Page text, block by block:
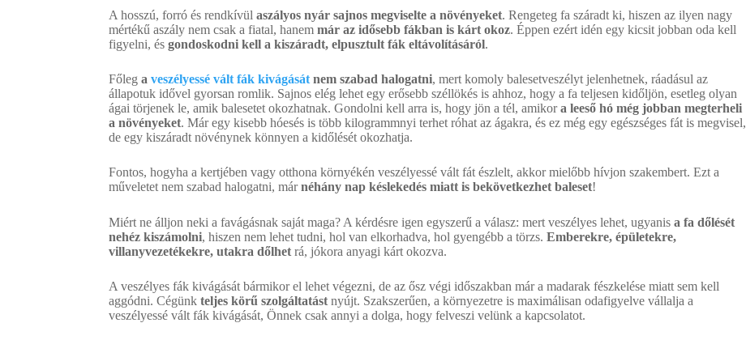
A hosszú, forró és rendkívül aszályos nyár sajnos megviselte a növényeket. Rengeteg fa száradt ki, hiszen az ilyen nagy
mértékű aszály nem csak a fiatal, hanemmár az idősebb fákban is kárt okoz. Éppen ezért idén egy kicsit jobban oda kell
figyelni, ésgondoskodni kell a kiszáradt, elpusztult fák eltávolításáról.
Főlegaveszélyessé vált fák kivágását nem szabad halogatni, mert komoly balesetveszélyt jelenhetnek, ráadásul az
állapotuk idővel gyorsan romlik. Sajnos elég lehet egy erősebb széllökés is ahhoz, hogy a fa teljesen kidőljön, esetleg olyan
ágai törjenek le, amik balesetet okozhatnak. Gondolni kell arra is, hogy jön a tél, amikora leeső hó még jobban megterheli
a növényeket. Már egy kisebb hóesés is több kilogrammnyi terhet róhat az ágakra, és ez még egy egészséges fát is megvisel,
de egy kiszáradt növénynek könnyen a kidőlését okozhatja.
Fontos, hogyha a kertjében vagy otthona környékén veszélyessé vált fát észlelt, akkor mielőbb hívjon szakembert. Ezt a
műveletet nem szabad halogatni, márnéhány nap késlekedés miatt is bekövetkezhet baleset!
Miért ne álljon neki a favágásnak saját maga? A kérdésre igen egyszerű a válasz: mert veszélyes lehet, ugyanisa fa dőlését
nehéz kiszámolni, hiszen nem lehet tudni, hol van elkorhadva, hol gyengébb a törzs.Emberekre, épületekre,
villanyvezetékekre, utakra dőlhetrá, jókora anyagi kárt okozva.
A veszélyes fák kivágását bármikor el lehet végezni, de az ősz végi időszakban már a madarak fészkelése miatt sem kell
aggódni. Cégünkteljes körű szolgáltatást nyújt. Szakszerűen, a környezetre is maximálisan odafigyelve vállalja a
veszélyessé vált fák kivágását, Önnek csak annyi a dolga, hogy felveszi velünk a kapcsolatot.